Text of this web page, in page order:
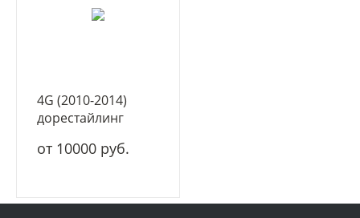
4G (2010-2014)
дорестайлинг
от 10000 руб.